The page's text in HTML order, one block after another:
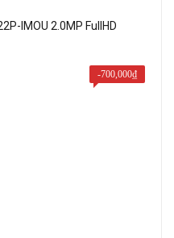
IMOU 2.0MP FullHD
-700,000₫